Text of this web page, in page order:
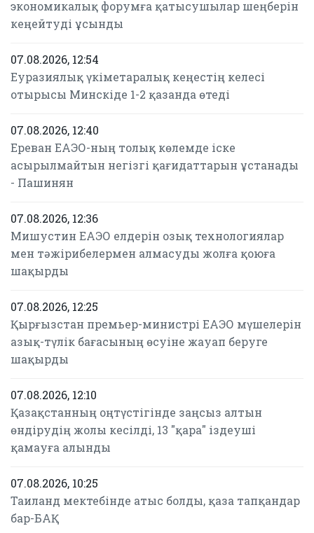
экономикалық форумға қатысушылар шеңберін
кеңейтуді ұсынды
07.08.2026, 12:54
Еуразиялық үкіметаралық кеңестің келесі
отырысы Минскіде 1-2 қазанда өтеді
07.08.2026, 12:40
Ереван ЕАЭО-ның толық көлемде іске
асырылмайтын негізгі қағидаттарын ұстанады
- Пашинян
07.08.2026, 12:36
Мишустин ЕАЭО елдерін озық технологиялар
мен тәжірибелермен алмасуды жолға қоюға
шақырды
07.08.2026, 12:25
Қырғызстан премьер-министрі ЕАЭО мүшелерін
азық-түлік бағасының өсуіне жауап беруге
шақырды
07.08.2026, 12:10
Қазақстанның оңтүстігінде заңсыз алтын
өндірудің жолы кесілді, 13 "қара" іздеуші
қамауға алынды
07.08.2026, 10:25
Таиланд мектебінде атыс болды, қаза тапқандар
бар-БАҚ